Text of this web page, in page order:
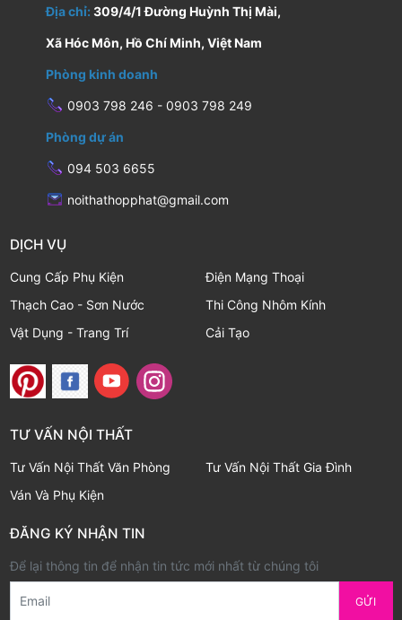
Địa chỉ: 309/4/1 Đường Huỳnh Thị Mài,
Xã Hóc Môn, Hồ Chí Minh, Việt Nam
Phòng kinh doanh
0903 798 246 - 0903 798 249
Phòng dự án
094 503 6655
noithathopphat@gmail.com
DỊCH VỤ
Cung Cấp Phụ Kiện
Điện Mạng Thoại
Thạch Cao - Sơn Nước
Thi Công Nhôm Kính
Vật Dụng - Trang Trí
Cải Tạo
TƯ VẤN NỘI THẤT
Tư Vấn Nội Thất Văn Phòng
Tư Vấn Nội Thất Gia Đình
Ván Và Phụ Kiện
ĐĂNG KÝ NHẬN TIN
Để lại thông tin để nhận tin tức mới nhất từ chúng tôi
Email GỬI